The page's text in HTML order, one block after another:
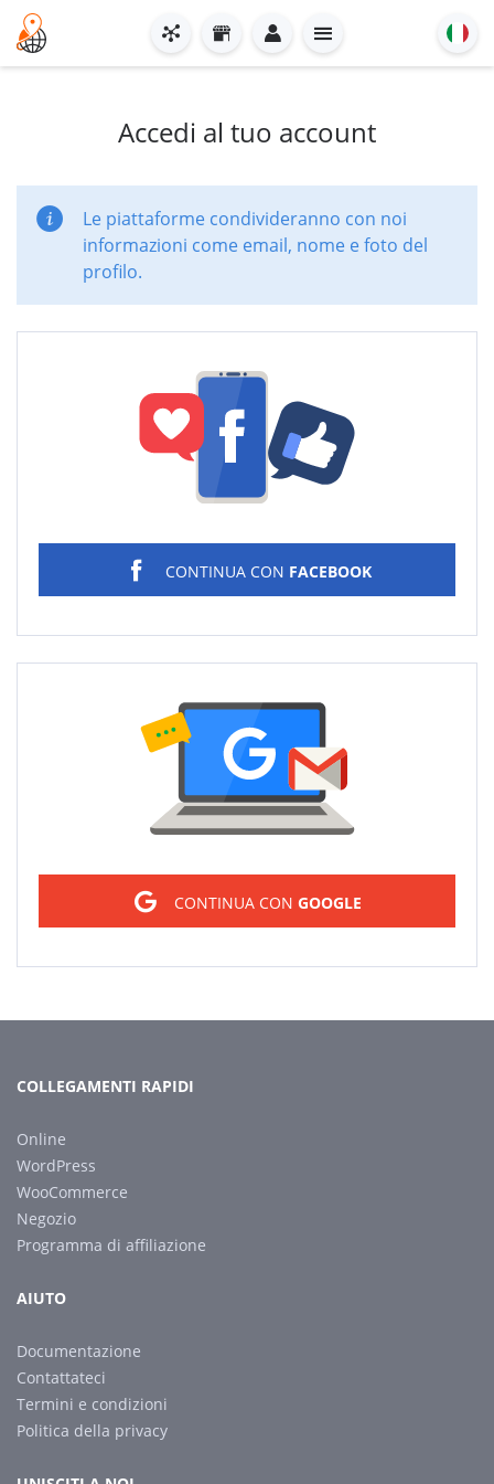
Accedi al tuo account
Le piattaforme condivideranno con noi
informazioni come email, nome e foto del
profilo.
CONTINUA CON FACEBOOK
CONTINUA CON GOOGLE
COLLEGAMENTI RAPIDI
Online
WordPress
WooCommerce
Negozio
Programma di affiliazione
AIUTO
Documentazione
Contattateci
Termini e condizioni
Politica della privacy